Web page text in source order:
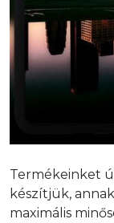
Termékeinket
készítjük,
maximális